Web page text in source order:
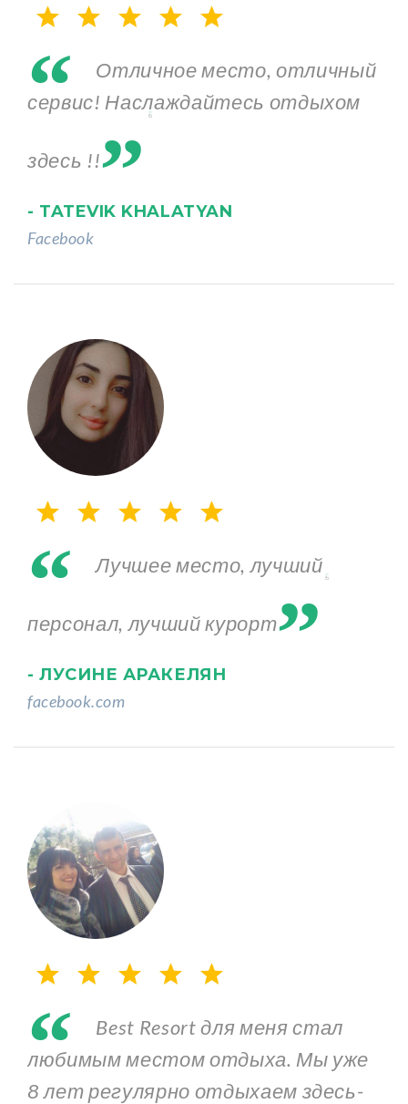
“
Отличное место, отличный
сервис! Наслаждайтесь отдыхом
здесь !! „
- TATEVIK KHALATYAN
Facebook
“ Лучшее место, лучший
персонал, лучший курорт„
- ЛУСИНЕ АРАКЕЛЯН
facebook.com
“
Best Resort для меня стал
любимым местом отдыха. Мы уже
8 лет регулярно отдыхаем здесь-